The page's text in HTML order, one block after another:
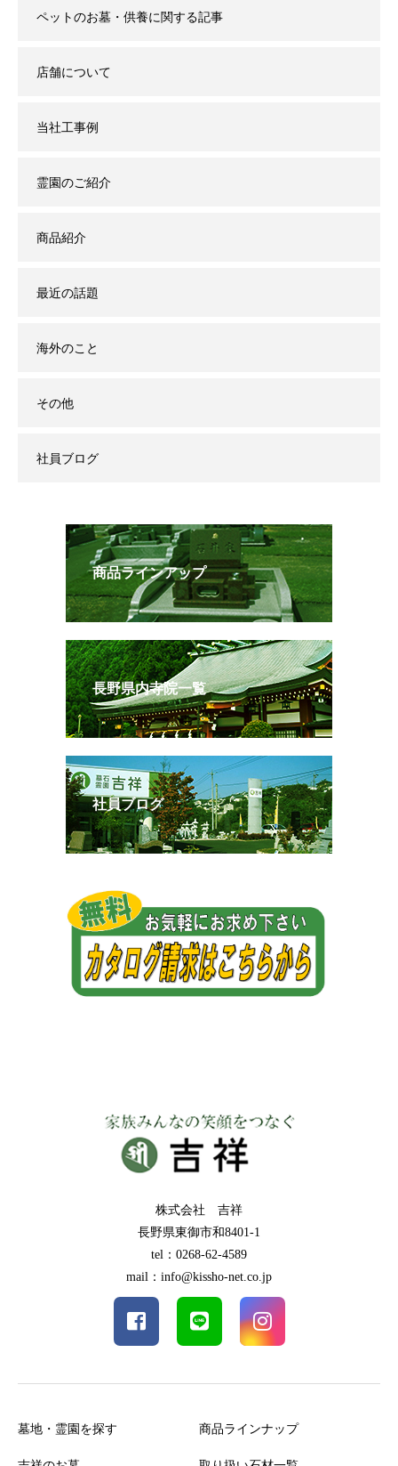
ペットのお墓・供養に関する記事
店舗について
当社工事例
霊園のご紹介
商品紹介
最近の話題
海外のこと
その他
社員ブログ
商品ラインアップ
長野県内寺院一覧
社員ブログ
株式会社 吉祥
長野県東御市和8401-1
tel：0268-62-4589
mail：info@kissho-net.co.jp
墓地・霊園を探す 商品ラインナップ